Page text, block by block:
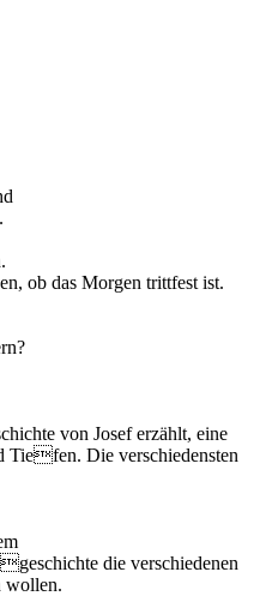
ob das Morgen trittfest ist.
von Josef erzählt, eine
Tiefen. Die verschiedensten
die verschiedenen
wollen.